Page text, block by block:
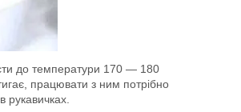
до температури 170 — 180
працювати з ним потрібно